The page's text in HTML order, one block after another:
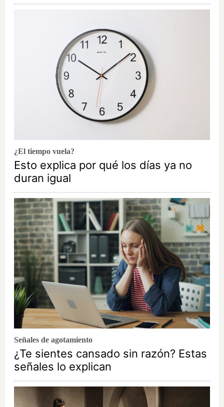
¿El tiempo vuela?
Esto explica por qué los días ya no
duran igual
Señales de agotamiento
¿Te sientes cansado sin razón? Estas
señales lo explican